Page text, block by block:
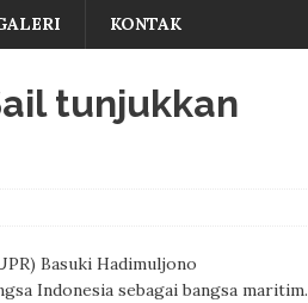
KONTAK
tunjukkan
Basuki Hadimuljono
Indonesia sebagai bangsa maritim.